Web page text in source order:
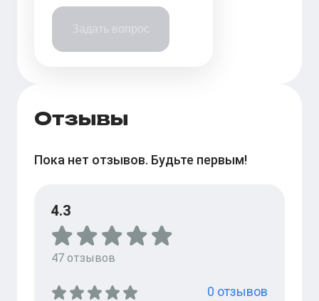
Задать вопрос
Отзывы
Пока нет отзывов. Будьте первым!
4.3
47 отзывов
0 отзывов